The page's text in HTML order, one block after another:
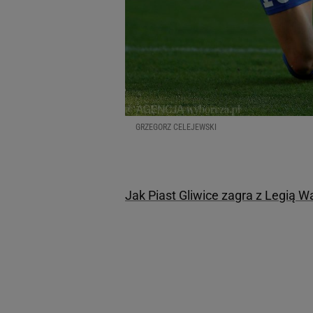
GRZEGORZ CELEJEWSKI
Jak Piast Gliwice zagra z Legią